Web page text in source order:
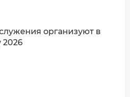
организуют в
2026